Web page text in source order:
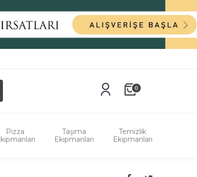
0
Pizza
Taşıma
Ekipmanları
Temizlik
Ekipmanları